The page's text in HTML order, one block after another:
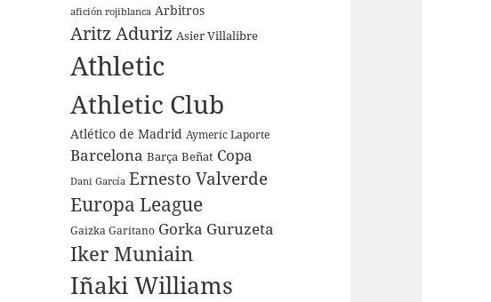
afición rojiblanca Arbitros
Aritz Aduriz Asier Villalibre
Athletic
Athletic Club
Atlético de Madrid Aymeric Laporte
Barcelona Barça Beñat Copa
Dani García Ernesto Valverde
Europa League
Gaizka Garitano Gorka Guruzeta
Iker Muniain
Iñaki Williams